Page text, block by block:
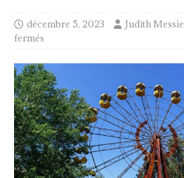
décembre 5, 2023 Judith
fermés